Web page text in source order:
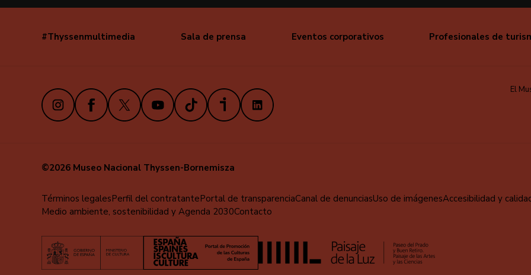
Navegación
#Thyssenmultimedia Sala de prensa Eventos corporativos Profesionales de
InstagramFacebook
X YoutubeTikTokiVoox LinkedIn El
©2026 Museo Nacional Thyssen-Bornemisza
Menú
al
Términos legalesPerfil del contratantePortal de transparenciaCanal de denunciasUso de imágenesAccesibilidad y
Medio ambiente, sostenibilidad y Agenda 2030Contacto